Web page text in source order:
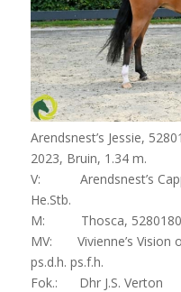
Arendsnest’s Jessie,
2023, Bruin, 1.34 m.
V: Arendsnest’s
He.Stb.
M: Thosca,
MV: Vivienne’s Vision
ps.d.h. ps.f.h.
Fok.: Dhr J.S. Verton